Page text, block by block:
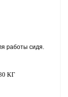
работы сидя.
КГ